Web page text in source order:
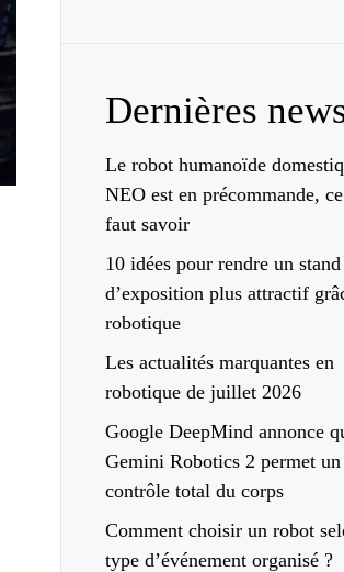
Dernières
Le robot humanoïde
NEO est en précommande,
faut savoir
10 idées pour rendre un stand
d’exposition plus attractif
robotique
Les actualités marquantes en
robotique de juillet 2026
Google DeepMind annonce
Gemini Robotics 2 permet un
contrôle total du corps
Comment choisir un robot
type d’événement organisé ?